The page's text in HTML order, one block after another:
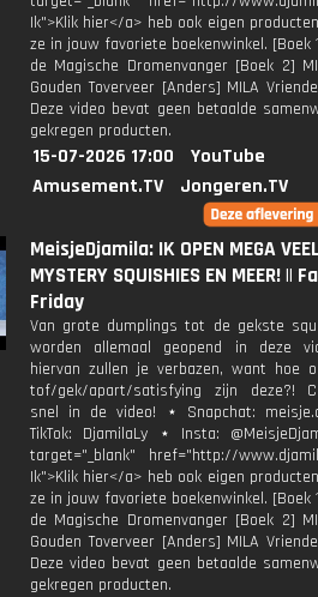
Ik">Klik hier</a> heb ook eigen
ze in jouw favoriete boekenwinkel. [Boek
de Magische Dromenvanger [Boek 2]
Gouden Toverveer [Anders] MILA
Deze video bevat geen betaalde
gekregen producten.
15-07-2026 17:00
YouTube
Amusement.TV
Jongeren.TV
MeisjeDjamila: IK OPEN MEGA
MYSTERY SQUISHIES EN MEER! ||
Friday
Van grote dumplings tot de gekste
worden allemaal geopend in deze
hiervan zullen je verbazen, want hoe
tof/gek/apart/satisfying zijn deze?!
snel in de video! ⋆ Snapchat:
TikTok: DjamilaLy ⋆ Insta:
target="_blank" href="http://
Ik">Klik hier</a> heb ook eigen
ze in jouw favoriete boekenwinkel. [Boek
de Magische Dromenvanger [Boek 2]
Gouden Toverveer [Anders] MILA
Deze video bevat geen betaalde
gekregen producten.